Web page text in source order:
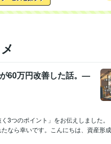
60万円改善した話。—
3つのポイント」をお伝えしました
なら幸いです。こんにちは、資産形